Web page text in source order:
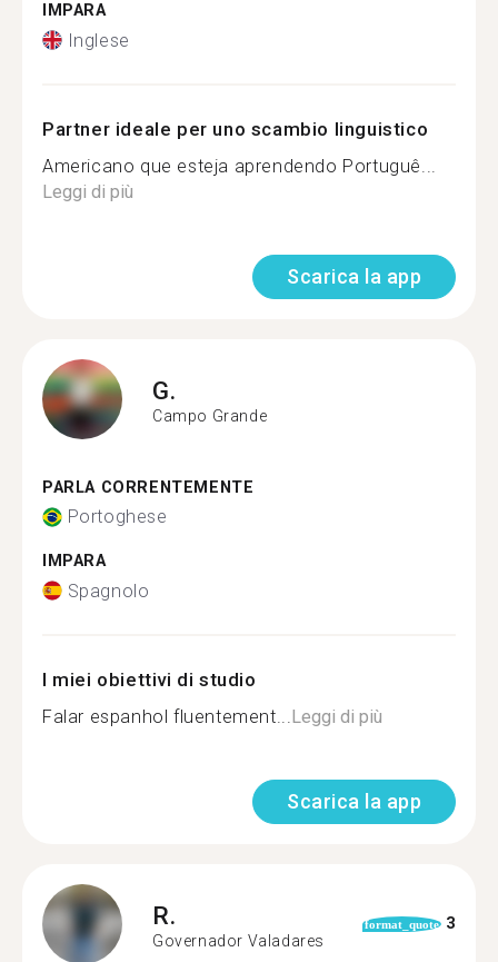
IMPARA
Inglese
Partner ideale per uno scambio linguistico
Americano que esteja aprendendo Portuguê...
Leggi di più
Scarica la app
G.
Campo Grande
PARLA CORRENTEMENTE
Portoghese
IMPARA
Spagnolo
I miei obiettivi di studio
Falar espanhol fluentement... Leggi di più
Scarica la app
R.
Governador Valadares
format_quote 3